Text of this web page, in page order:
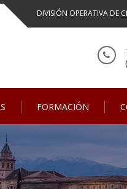
DIVISIÓN OPERATIVA DE
FORMACIÓN